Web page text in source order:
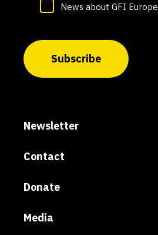
News about GFI Europe
Subscribe
Newsletter
Contact
Donate
Media